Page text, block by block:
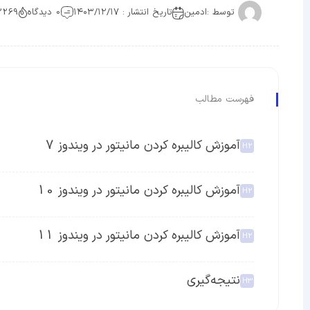
توسط :ادمین تاریخ انتشار : ۱۴۰۳/۱۲/۱۷ 0 دیدگاه 2269
فهرست مطالب
آموزش کالیبره کردن مانیتور در ویندوز 7
آموزش کالیبره کردن مانیتور در ویندوز 10
آموزش کالیبره کردن مانیتور در ویندوز 11
نتیجه‌گیری